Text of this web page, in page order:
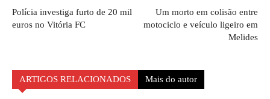
Polícia investiga furto de 20 mil
euros no Vitória FC
Um morto em colisão entre
motociclo e veículo ligeiro em
Melides
ARTIGOS RELACIONADOS Mais do autor